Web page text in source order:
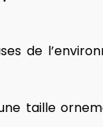
de
taille